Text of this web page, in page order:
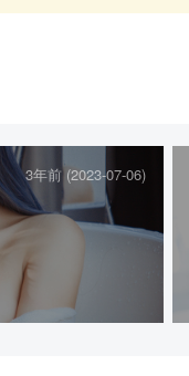
3年前 (2023-07-06)